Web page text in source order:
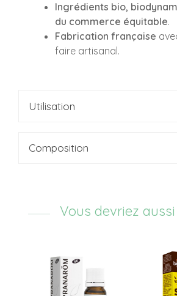
Ingrédients bio,
du commerce équitable.
Fabrication française
faire artisanal.
Utilisation
Composition
Vous devriez